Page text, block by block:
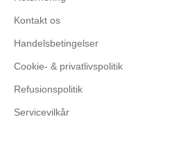
Kontakt os
Handelsbetingelser
Cookie- & privatlivspolitik
Refusionspolitik
Servicevilkår